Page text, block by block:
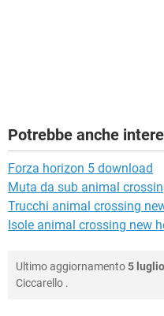
Potrebbe anche
Forza horizon 5 download
Muta da sub animal
Trucchi animal crossing
Isole animal crossing new
Ultimo aggiornamento5
Ciccarello .